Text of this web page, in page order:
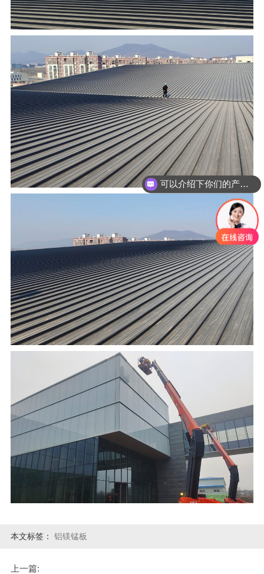
本文标签： 铝镁锰板
上一篇:
可以介绍下你们的产品么？